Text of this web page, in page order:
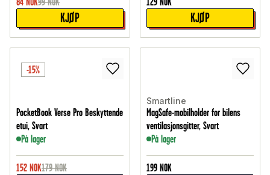
KJØP KJØP
-15%
PocketBook Verse Pro Beskyttende
etui, Svart
På lager
152 NOK179 NOK
Smartline
MagSafe-mobilholder for bilens
ventilasjonsgitter, Svart
På lager
199 NOK